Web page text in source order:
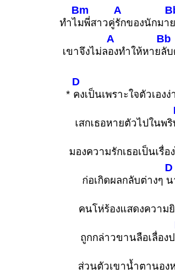
ทำไ
Bm
มพี่สาวคู่
A
รักของนักมา
เขาจึงไม่ล
A
องทำให้หาย
Bb
ลั
*
D
คงเป็นเพราะใจตัวเองง่
เสกเธอหายตัวไปในพริ
มองความรักเธอเป็นเรื่อ
ก่อเกิดผลกลับต่างๆ
D
น
คนโห่ร้องแสดงความ
ถูกกล่าวขานลือเลื่อง
ส่วนตัวเขาน้ำตานอง